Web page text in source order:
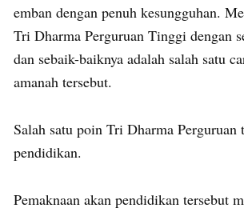
emban dengan penuh kesungguhan.
Tri Dharma Perguruan Tinggi dengan
dan sebaik-baiknya adalah salah satu
amanah tersebut.
Salah satu poin Tri Dharma Perguruan
pendidikan.
Pemaknaan akan pendidikan tersebut